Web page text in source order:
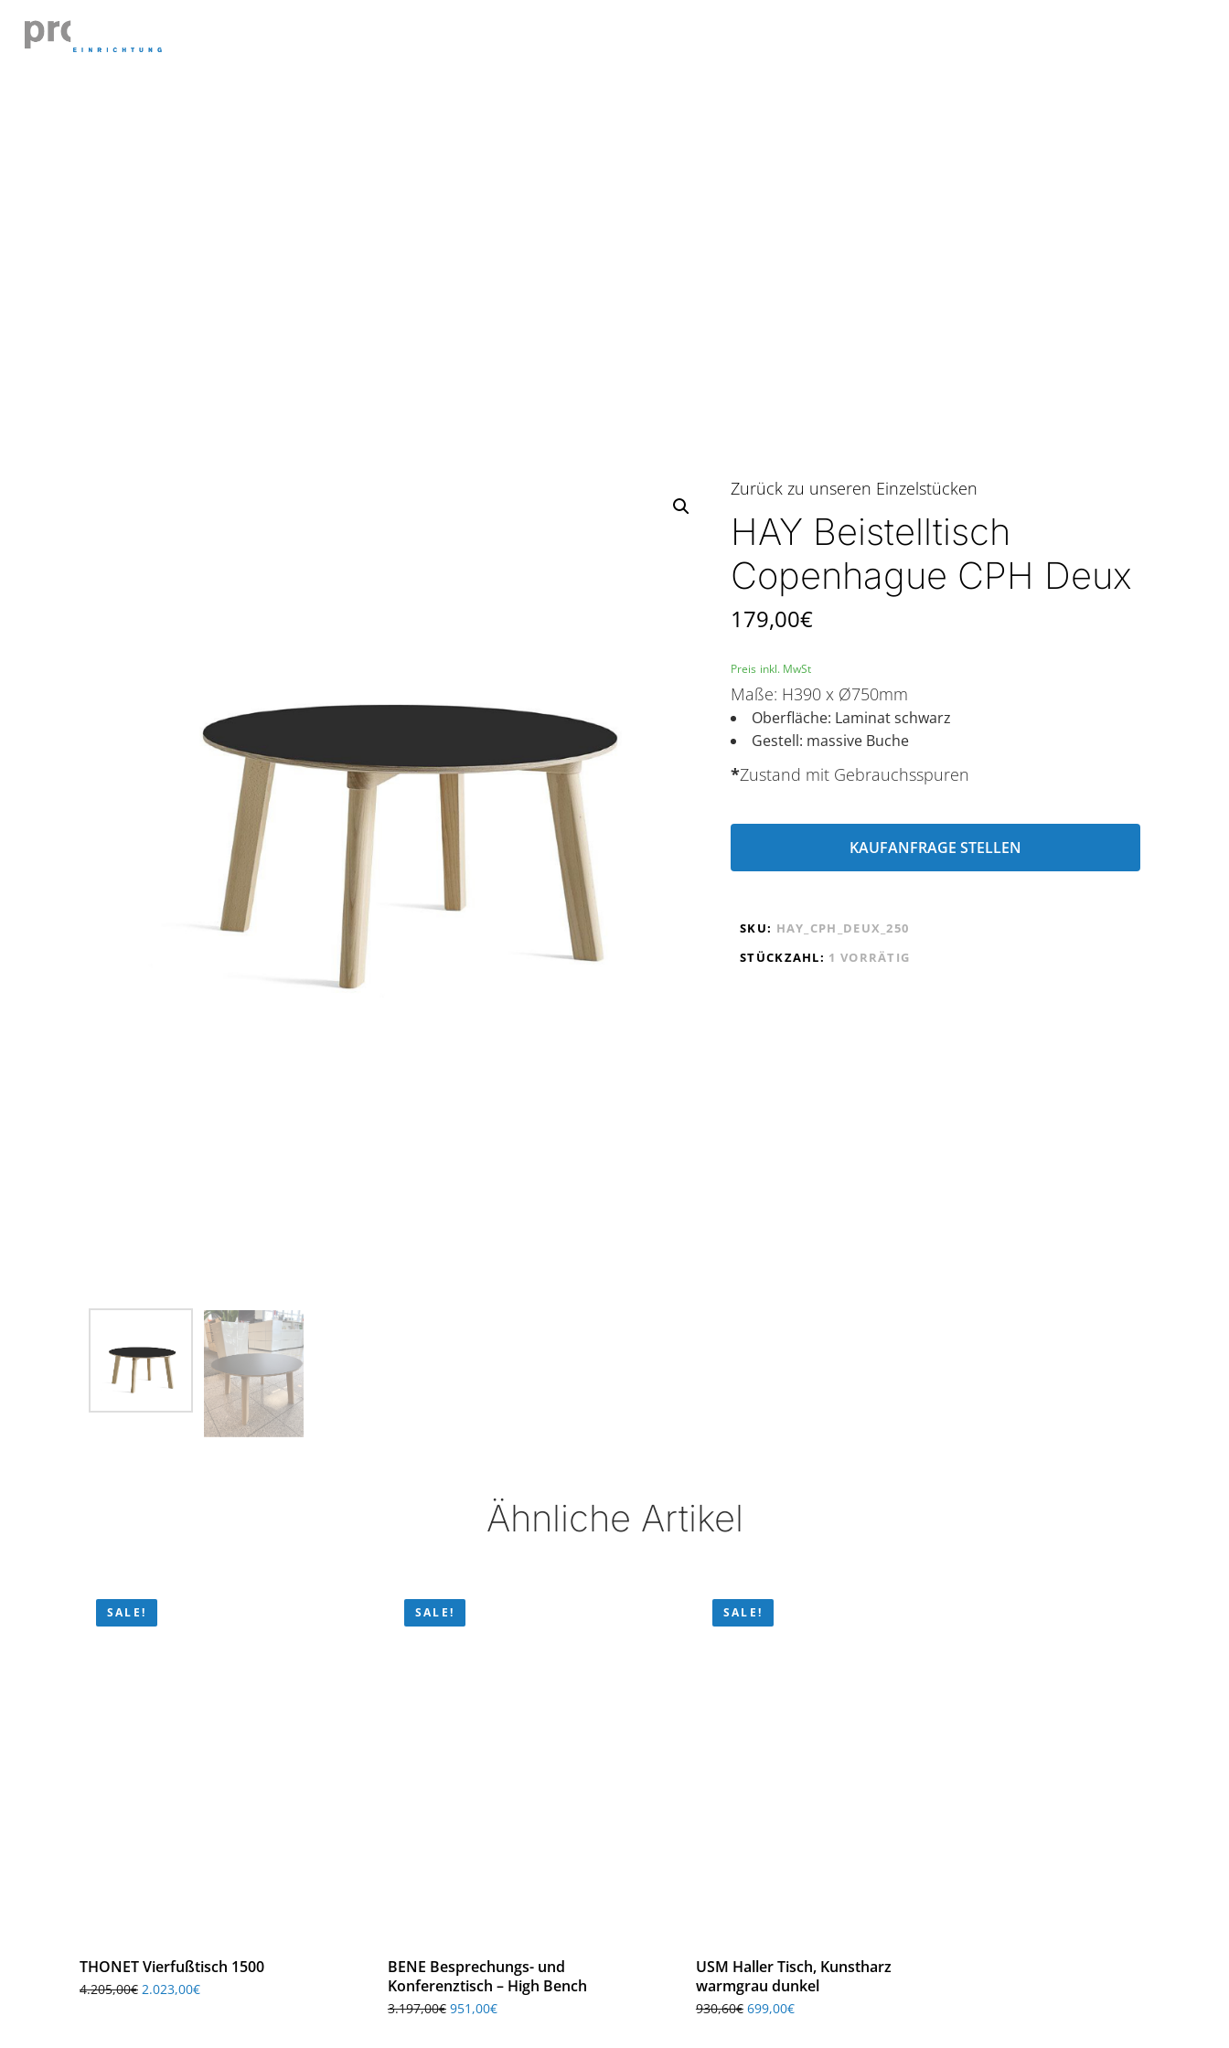
Zurück zu unseren Einzelstücken
HAY Beistelltisch
Copenhague CPH Deux
179,00€
Preis inkl. MwSt
Maße: H390 x Ø750mm
Oberfläche: Laminat schwarz
Gestell: massive Buche
*Zustand mit Gebrauchsspuren
KAUFANFRAGE STELLEN
SKU: HAY_CPH_DEUX_250
STÜCKZAHL: 1 VORRÄTIG
Ähnliche Artikel
SALE!
THONET Vierfußtisch 1500
4.205,00€ 2.023,00€
SALE!
BENE Besprechungs- und
Konferenztisch – High Bench
3.197,00€ 951,00€
SALE!
USM Haller Tisch, Kunstharz
warmgrau dunkel
930,60€ 699,00€